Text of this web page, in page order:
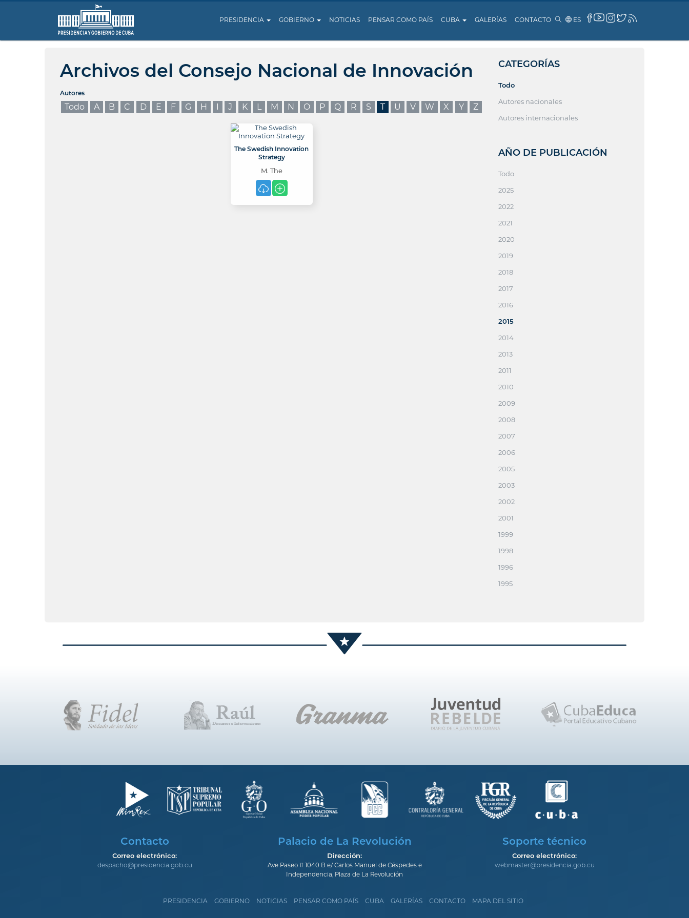
PRESIDENCIA GOBIERNO NOTICIAS PENSAR COMO PAÍS CUBA GALERÍAS CONTACTO ES
Archivos del Consejo Nacional de Innovación
Autores
Todo A B C D E F G H I J K L M N O P Q R S T U V W X Y Z
The Swedish Innovation
Strategy
M. The
CATEGORÍAS
Todo
Autores nacionales
Autores internacionales
AÑO DE PUBLICACIÓN
Todo
2025
2022
2021
2020
2019
2018
2017
2016
2015
2014
2013
2011
2010
2009
2008
2007
2006
2005
2003
2002
2001
1999
1998
1996
1995
Contacto
Correo electrónico:
despacho@presidencia.gob.cu
Palacio de La Revolución
Dirección:
Ave Paseo # 1040 B e/ Carlos Manuel de Céspedes e
Independencia, Plaza de La Revolución
Soporte técnico
Correo electrónico:
webmaster@presidencia.gob.cu
PRESIDENCIA GOBIERNO NOTICIAS PENSAR COMO PAÍS CUBA GALERÍAS CONTACTO MAPA DEL SITIO